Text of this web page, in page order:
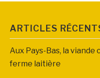
ARTICLES
Aux Pays-Bas, la viande
ferme laitière